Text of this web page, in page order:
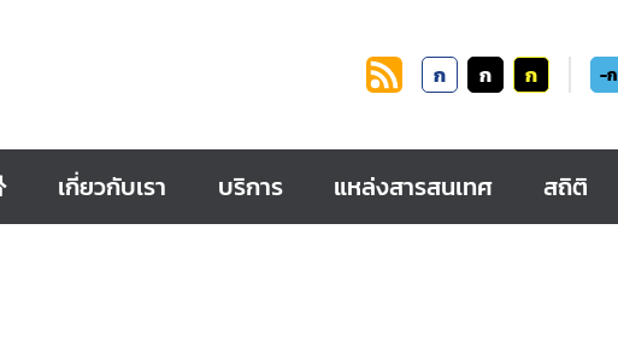
ก ก ก -ก
เกี่ยวกับเรา บริการ แหล่งสารสนเทศ สถิติ